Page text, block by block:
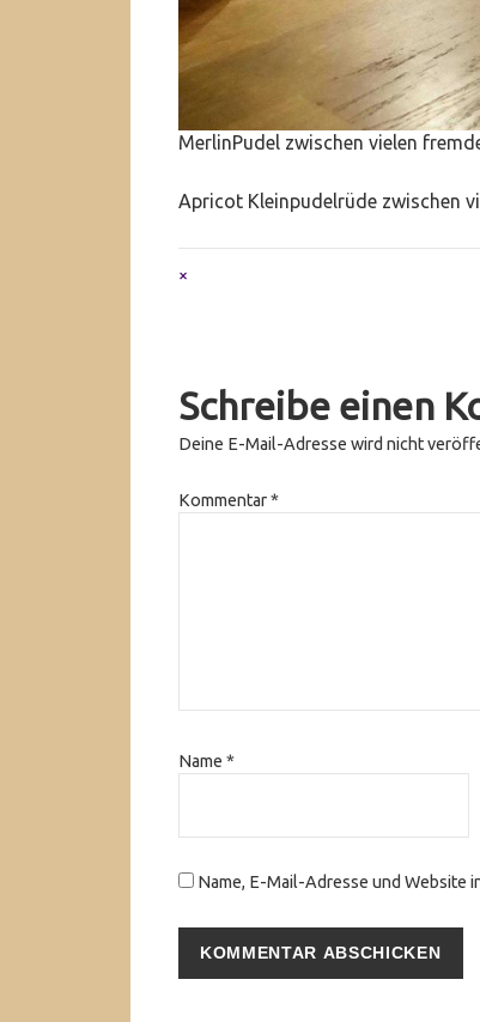
MerlinPudel zwischen vielen
Apricot Kleinpudelrüde zwischen
Full
×
Schreibe einen
Deine E-Mail-Adresse wird nicht
Kommentar*
Name *
Name, E-Mail-Adresse und Website